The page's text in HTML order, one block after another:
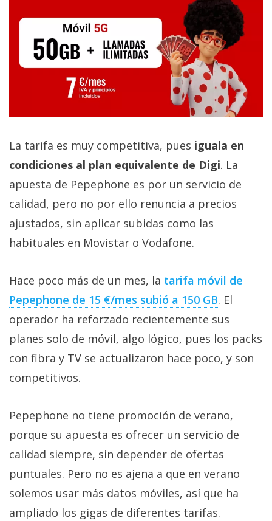
La tarifa es muy competitiva, pues iguala en
condiciones al plan equivalente de Digi. La
apuesta de Pepephone es por un servicio de
calidad, pero no por ello renuncia a precios
ajustados, sin aplicar subidas como las
habituales en Movistar o Vodafone.
Hace poco más de un mes, la tarifa móvil de
Pepephone de 15 €/mes subió a 150 GB‎. El
operador ha reforzado recientemente sus
planes solo de móvil, algo lógico, pues los packs
con fibra y TV se actualizaron hace poco, y son
competitivos.
Pepephone no tiene promoción de verano,
porque su apuesta es ofrecer un servicio de
calidad siempre, sin depender de ofertas
puntuales. Pero no es ajena a que en verano
solemos usar más datos móviles, así que ha
ampliado los gigas de diferentes tarifas.